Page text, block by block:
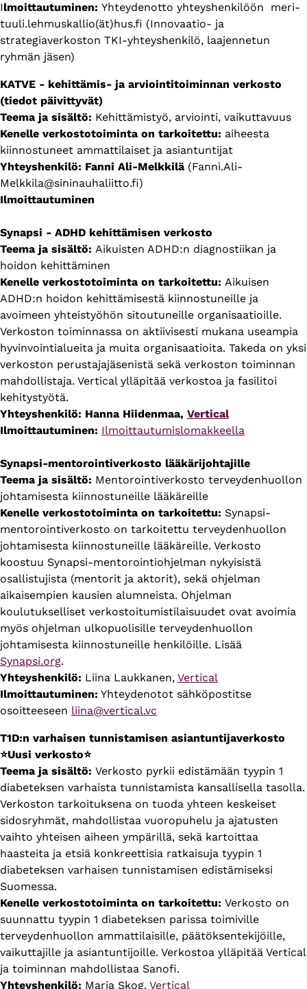
Ilmoittautuminen: Yhteydenotto yhteyshenkilöön meri-
tuuli.lehmuskallio(ät)hus.fi (Innovaatio- ja
strategiaverkoston TKI-yhteyshenkilö, laajennetun
ryhmän jäsen)
KATVE - kehittämis- ja arviointitoiminnan verkosto
(tiedot päivittyvät)
Teema ja sisältö: Kehittämistyö, arviointi, vaikuttavuus
Kenelle verkostotoiminta on tarkoitettu: aiheesta
kiinnostuneet ammattilaiset ja asiantuntijat
Yhteyshenkilö: Fanni Ali-Melkkilä (Fanni.Ali-
Melkkila@sininauhaliitto.fi)
Ilmoittautuminen
Synapsi - ADHD kehittämisen verkosto
Teema ja sisältö: Aikuisten ADHD:n diagnostiikan ja
hoidon kehittäminen
Kenelle verkostotoiminta on tarkoitettu: Aikuisen
ADHD:n hoidon kehittämisestä kiinnostuneille ja
avoimeen yhteistyöhön sitoutuneille organisaatioille.
Verkoston toiminnassa on aktiivisesti mukana useampia
hyvinvointialueita ja muita organisaatioita. Takeda on yksi
verkoston perustajajäsenistä sekä verkoston toiminnan
mahdollistaja. Vertical ylläpitää verkostoa ja fasilitoi
kehitystyötä.
Yhteyshenkilö: Hanna Hiidenmaa, Vertical
Ilmoittautuminen: Ilmoittautumislomakkeella
Synapsi-mentorointiverkosto lääkärijohtajille
Teema ja sisältö: Mentorointiverkosto terveydenhuollon
johtamisesta kiinnostuneille lääkäreille
Kenelle verkostotoiminta on tarkoitettu: Synapsi-
mentorointiverkosto on tarkoitettu terveydenhuollon
johtamisesta kiinnostuneille lääkäreille. Verkosto
koostuu Synapsi-mentorointiohjelman nykyisistä
osallistujista (mentorit ja aktorit), sekä ohjelman
aikaisempien kausien alumneista. Ohjelman
koulutukselliset verkostoitumistilaisuudet ovat avoimia
myös ohjelman ulkopuolisille terveydenhuollon
johtamisesta kiinnostuneille henkilöille. Lisää
Synapsi.org.
Yhteyshenkilö: Liina Laukkanen, Vertical
Ilmoittautuminen: Yhteydenotot sähköpostitse
osoitteeseen liina@vertical.vc
T1D:n varhaisen tunnistamisen asiantuntijaverkosto
⭐Uusi verkosto⭐
Teema ja sisältö: Verkosto pyrkii edistämään tyypin 1
diabeteksen varhaista tunnistamista kansallisella tasolla.
Verkoston tarkoituksena on tuoda yhteen keskeiset
sidosryhmät, mahdollistaa vuoropuhelu ja ajatusten
vaihto yhteisen aiheen ympärillä, sekä kartoittaa
haasteita ja etsiä konkreettisia ratkaisuja tyypin 1
diabeteksen varhaisen tunnistamisen edistämiseksi
Suomessa.
Kenelle verkostotoiminta on tarkoitettu: Verkosto on
suunnattu tyypin 1 diabeteksen parissa toimiville
terveydenhuollon ammattilaisille, päätöksentekijöille,
vaikuttajille ja asiantuntijoille. Verkostoa ylläpitää Vertical
ja toiminnan mahdollistaa Sanofi.
Yhteyshenkilö: Maria Skog, Vertical